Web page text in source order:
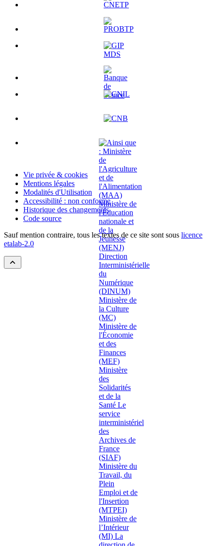
Vie privée & cookies
Mentions légales
Modalités d'Utilisation
Accessibilité : non conforme
Historique des changements
Code source
Sauf mention contraire, tous les textes de ce site sont sous licence
etalab-2.0